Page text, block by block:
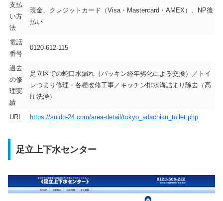
支払
い方
法
現金、クレジットカード（Visa・Mastercard・AMEX）、NP後
払い
電話
番号
0120-612-115
過去
の修
理実
績
足立区での蛇口水漏れ（パッキン経年劣化による交換）／トイ
レつまり修理・各種改修工事／キッチン排水溝詰まり除去（高
圧洗浄）
URL https://suido-24.com/area-detail/tokyo_adachiku_toilet.php
足立上下水センター